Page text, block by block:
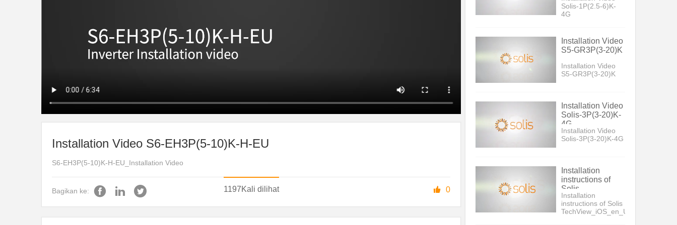
Installation Video S6-EH3P(5-10)K-H-EU
S6-EH3P(5-10)K-H-EU_Installation Video
Bagikan ke:  0
1197Kali dilihat
Solis-1P(2.5-6)K-
4G
Installation Video
S5-GR3P(3-20)K
Installation Video
S5-GR3P(3-20)K
Installation Video
Solis-3P(3-20)K-
4G
Installation Video
Solis-3P(3-20)K-4G
Installation
instructions of
Solis
TechView_iOS_en_US_V5
Installation
instructions of Solis
TechView_iOS_en_US_V5